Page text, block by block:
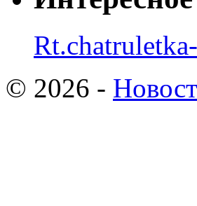
© 2026 -